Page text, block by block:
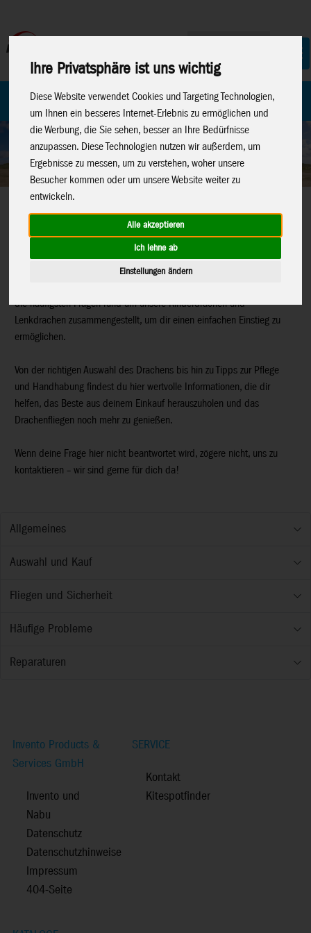
Ihre Privatsphäre ist uns wichtig
Diese Website verwendet Cookies und Targeting Technologien,
um Ihnen ein besseres Internet-Erlebnis zu ermöglichen und
die Werbung, die Sie sehen, besser an Ihre Bedürfnisse
anzupassen. Diese Technologien nutzen wir außerdem, um
Ergebnisse zu messen, um zu verstehen, woher unsere
Besucher kommen oder um unsere Website weiter zu
entwickeln.
Alle akzeptieren
Ich lehne ab
Einstellungen ändern
Home Marken
DRACHEN FAQ'S
Egal, ob du gerade deinen ersten Drachen kaufst oder schon ein
erfahrener Drachenflieger bist – wir wissen, dass es beim
die häufigsten Fragen rund um unsere Kinderdrachen und
Lenkdrachen zusammengestellt, um dir einen einfachen Einstieg zu
ermöglichen.
Von der richtigen Auswahl des Drachens bis hin zu Tipps zur Pflege
und Handhabung findest du hier wertvolle Informationen, die dir
helfen, das Beste aus deinem Einkauf herauszuholen und das
Drachenfliegen noch mehr zu genießen.
Wenn deine Frage hier nicht beantwortet wird, zögere nicht, uns zu
kontaktieren – wir sind gerne für dich da!
Allgemeines
Auswahl und Kauf
Fliegen und Sicherheit
Häufige Probleme
Reparaturen
Invento Products &
Services GmbH
Invento und
Nabu
Datenschutz
Datenschutzhinweise
Impressum
404-Seite
SERVICE
Kontakt
Kitespotfinder